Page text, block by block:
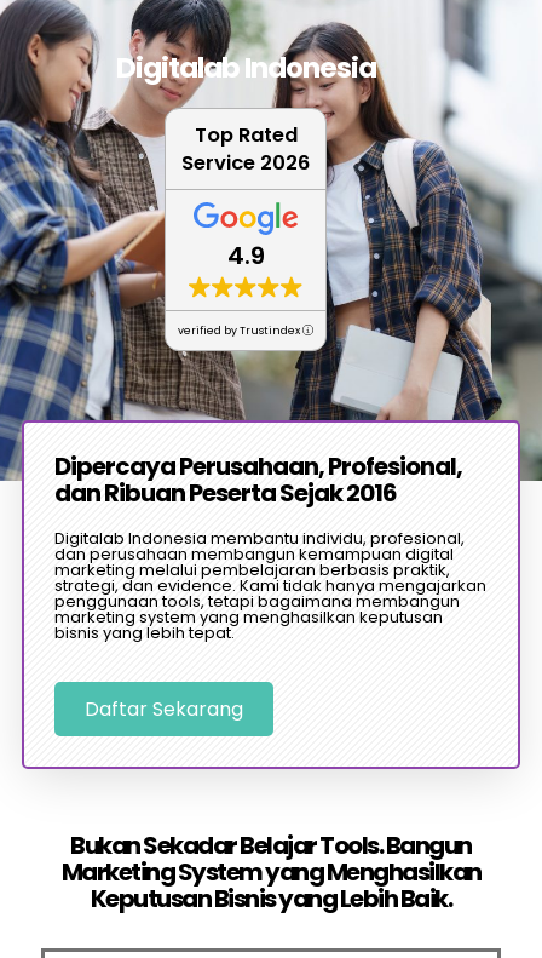
Digitalab Indonesia
Top Rated
Service 2026
4.9
verified by Trustindex
Dipercaya Perusahaan, Profesional,
dan Ribuan Peserta Sejak 2016
Digitalab Indonesia membantu individu, profesional,
dan perusahaan membangun kemampuan digital
marketing melalui pembelajaran berbasis praktik,
strategi, dan evidence. Kami tidak hanya mengajarkan
penggunaan tools, tetapi bagaimana membangun
marketing system yang menghasilkan keputusan
bisnis yang lebih tepat.
Daftar Sekarang
Bukan Sekadar Belajar Tools. Bangun
Marketing System yang Menghasilkan
Keputusan Bisnis yang Lebih Baik.